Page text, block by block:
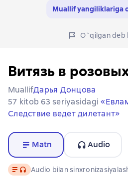
Muallif yangiliklariga
O`qilgan deb
Витязь в
MuallifДарья Донцова
57 kitob 63 seriyasidagi
Следствие ведет дилетант»
Matn Audio
Matn, audio format mavjud
Audio bilan